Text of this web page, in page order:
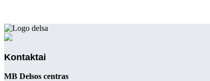
Kontaktai
MB Delsos centras